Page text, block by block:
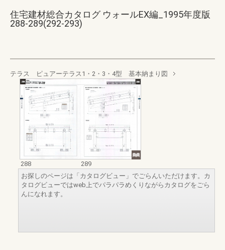
住宅建材総合カタログ ウォールEX編_1995年度版
288-289(292-293)
テラス ピュアーテラス1・2・3・4型 基本納まり図
288
289
お探しのページは「カタログビュー」でごらんいただけます。カ
タログビューではweb上でパラパラめくりながらカタログをごら
んになれます。